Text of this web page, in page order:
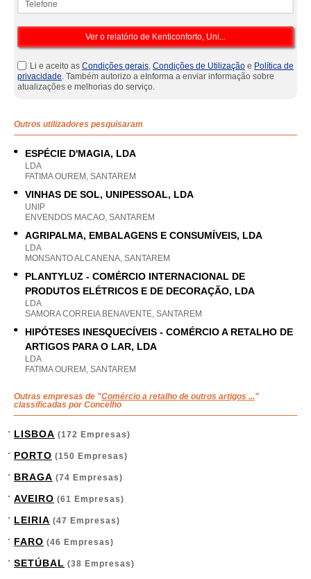
Li e aceito as Condições gerais, Condições de Utilização e Política de
privacidade. Também autorizo a eInforma a enviar informação sobre
atualizações e melhorias do serviço.
Outros utilizadores pesquisaram
ESPÉCIE D'MAGIA, LDA
LDA
FATIMA OUREM, SANTAREM
VINHAS DE SOL, UNIPESSOAL, LDA
UNIP
ENVENDOS MACAO, SANTAREM
AGRIPALMA, EMBALAGENS E CONSUMÍVEIS, LDA
LDA
MONSANTO ALCANENA, SANTAREM
PLANTYLUZ - COMÉRCIO INTERNACIONAL DE
PRODUTOS ELÉTRICOS E DE DECORAÇÃO, LDA
LDA
SAMORA CORREIA BENAVENTE, SANTAREM
HIPÓTESES INESQUECÍVEIS - COMÉRCIO A RETALHO DE
ARTIGOS PARA O LAR, LDA
LDA
FATIMA OUREM, SANTAREM
Outras empresas de "Comércio a retalho de outros artigos ..."
classificadas por Concelho
LISBOA (172 Empresas)
PORTO (150 Empresas)
BRAGA (74 Empresas)
AVEIRO (61 Empresas)
LEIRIA (47 Empresas)
FARO (46 Empresas)
SETÚBAL (38 Empresas)